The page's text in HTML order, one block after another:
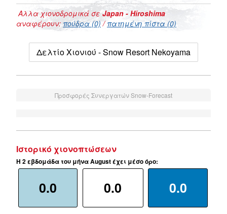
Αλλα χιονοδρομικά σεJapan - Hiroshima
αναφέρουν:πούδρα (0)/πατημένη πίστα (0)
Δελτίο Χιονιού - Snow Resort Nekoyama
Προσφορές Συνεργατών Snow-Forecast
Ιστορικό χιονοπτώσεων
Η 2 εβδομάδα του μήνα August έχει μέσο όρο:
0.0 0.0 0.0